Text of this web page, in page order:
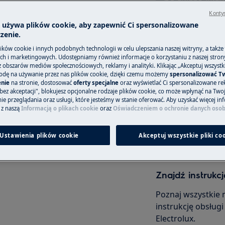
w instrukcji
naprawy lub konserwacji.
konserwacji, wyłącz urządzenie
Zamów wizytę
Niezależnie od
objęte gwarancją,
odpowiedni
Zarezerwuj
Znajdź
Poznaj wszystkie
instrukcję
Electrolux.
używa plików cookie, aby zapewnić Ci spersonalizowane
cookie i innych podobnych technologii w celu ulepszania naszej witryny, a także
i marketingowych. Udostępniamy również informacje o korzystaniu z naszej
mediów społecznościowych, reklamy i analityki. Klikając „Akceptuj
na używanie przez nas plików cookie, dzięki czemu możemy spersonalizować
na stronie, dostosować oferty specjalne oraz wyświetlać Ci spersonalizowane
akceptacji", blokujesz opcjonalne rodzaje plików cookie, co może wpłynąć na
przeglądania oraz usługi, które jesteśmy w stanie oferować. Aby uzyskać więcej
nasząInformacją o plikach cookie oraz Oświadczeniem o ochronie danych
Ustawienia plików cookie Akceptuj wszystkie pliki